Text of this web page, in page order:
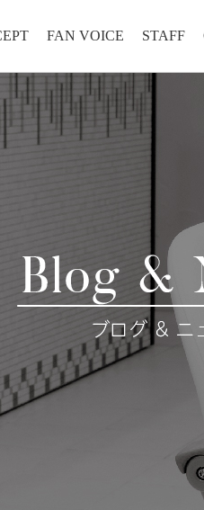
FAN VOICE STAFF